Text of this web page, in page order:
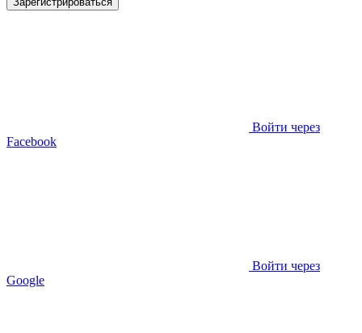
Войти через
Facebook
Войти через
Google